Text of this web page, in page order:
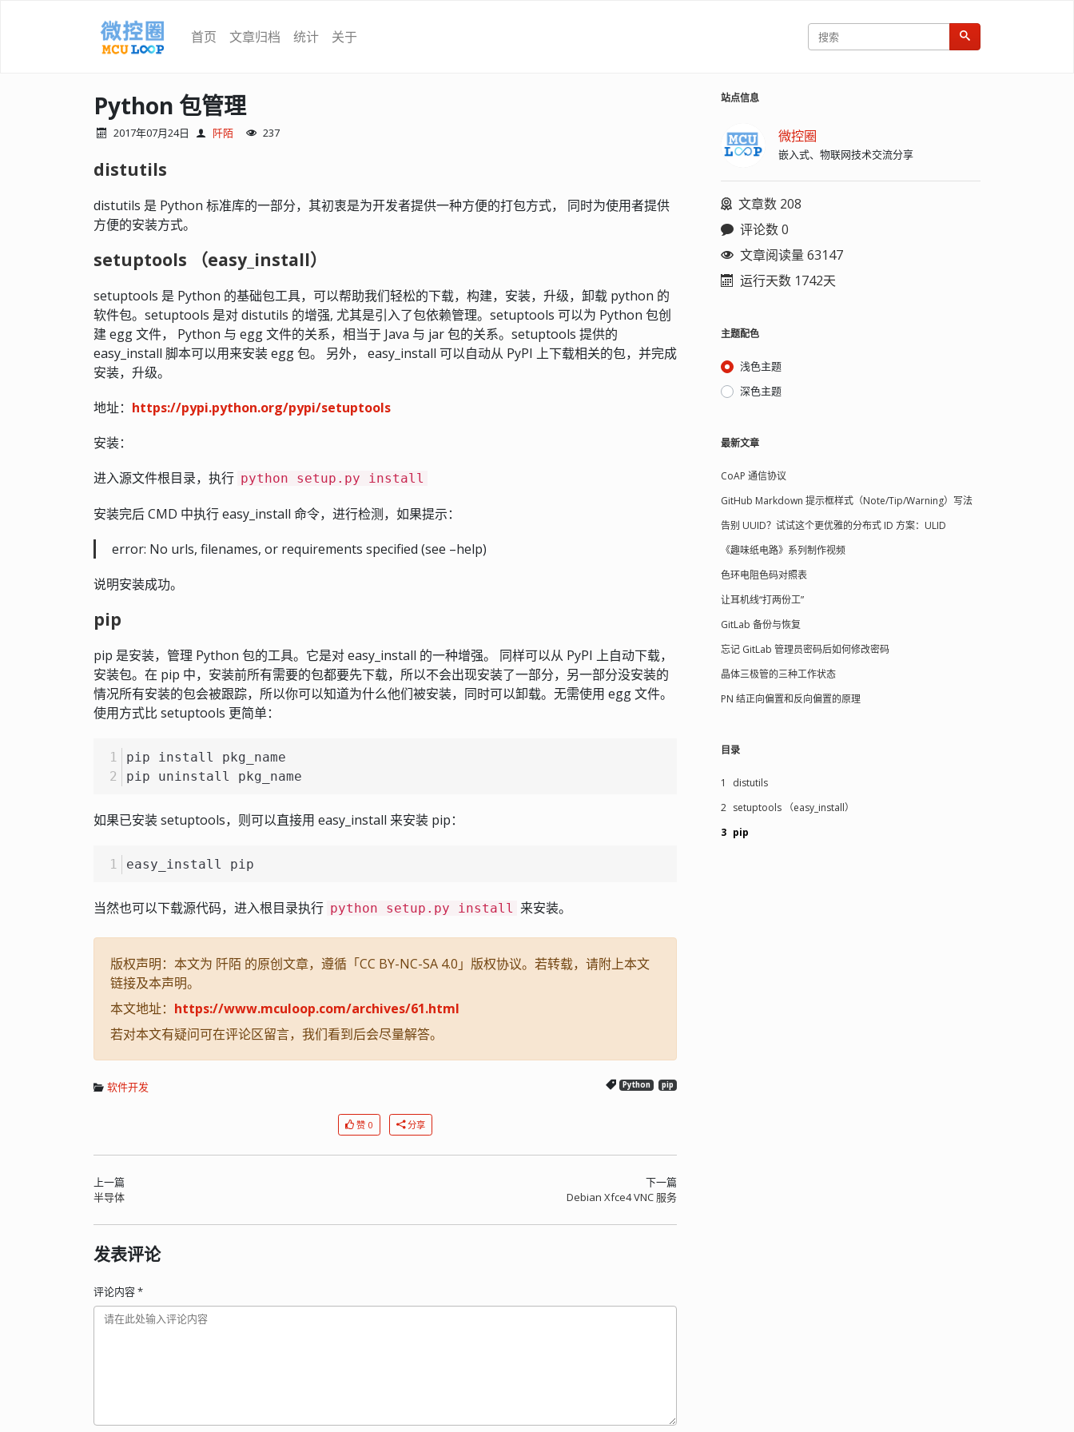
首页 文章归档 统计 关于
Python 包管理
2017年07月24日 阡陌 237
distutils
distutils 是 Python 标准库的一部分，其初衷是为开发者提供一种方便的打包方式， 同时为使用者提供
方便的安装方式。
setuptools （easy_install）
setuptools 是 Python 的基础包工具，可以帮助我们轻松的下载，构建，安装，升级，卸载 python 的
软件包。setuptools 是对 distutils 的增强, 尤其是引入了包依赖管理。setuptools 可以为 Python 包创
建 egg 文件， Python 与 egg 文件的关系，相当于 Java 与 jar 包的关系。setuptools 提供的
easy_install 脚本可以用来安装 egg 包。 另外， easy_install 可以自动从 PyPI 上下载相关的包，并完成
安装，升级。
地址： https://pypi.python.org/pypi/setuptools
安装：
进入源文件根目录，执行 python setup.py install
安装完后 CMD 中执行 easy_install 命令，进行检测，如果提示：
error: No urls, filenames, or requirements specified (see –help)
说明安装成功。
pip
pip 是安装，管理 Python 包的工具。它是对 easy_install 的一种增强。 同样可以从 PyPI 上自动下载，
安装包。在 pip 中，安装前所有需要的包都要先下载，所以不会出现安装了一部分，另一部分没安装的
情况所有安装的包会被跟踪，所以你可以知道为什么他们被安装，同时可以卸载。无需使用 egg 文件。
使用方式比 setuptools 更简单：
pip install pkg_name
pip uninstall pkg_name
如果已安装 setuptools，则可以直接用 easy_install 来安装 pip：
easy_install pip
当然也可以下载源代码，进入根目录执行 python setup.py install 来安装。
版权声明：本文为 阡陌 的原创文章，遵循「CC BY-NC-SA 4.0」版权协议。若转载，请附上本文
链接及本声明。
本文地址： https://www.mculoop.com/archives/61.html
若对本文有疑问可在评论区留言，我们看到后会尽量解答。
软件开发 Python pip
赞 0 分享
上一篇
半导体
下一篇
Debian Xfce4 VNC 服务
发表评论
评论内容*
站点信息
微控圈
嵌入式、物联网技术交流分享
文章数 208
评论数 0
文章阅读量 63147
运行天数 1742天
主题配色
浅色主题
深色主题
最新文章
CoAP 通信协议
GitHub Markdown 提示框样式（Note/Tip/Warning）写法
告别 UUID？试试这个更优雅的分布式 ID 方案：ULID
《趣味纸电路》系列制作视频
色环电阻色码对照表
让耳机线“打两份工”
GitLab 备份与恢复
忘记 GitLab 管理员密码后如何修改密码
晶体三极管的三种工作状态
PN 结正向偏置和反向偏置的原理
目录
1
distutils
2 setuptools （easy_install）
3 pip